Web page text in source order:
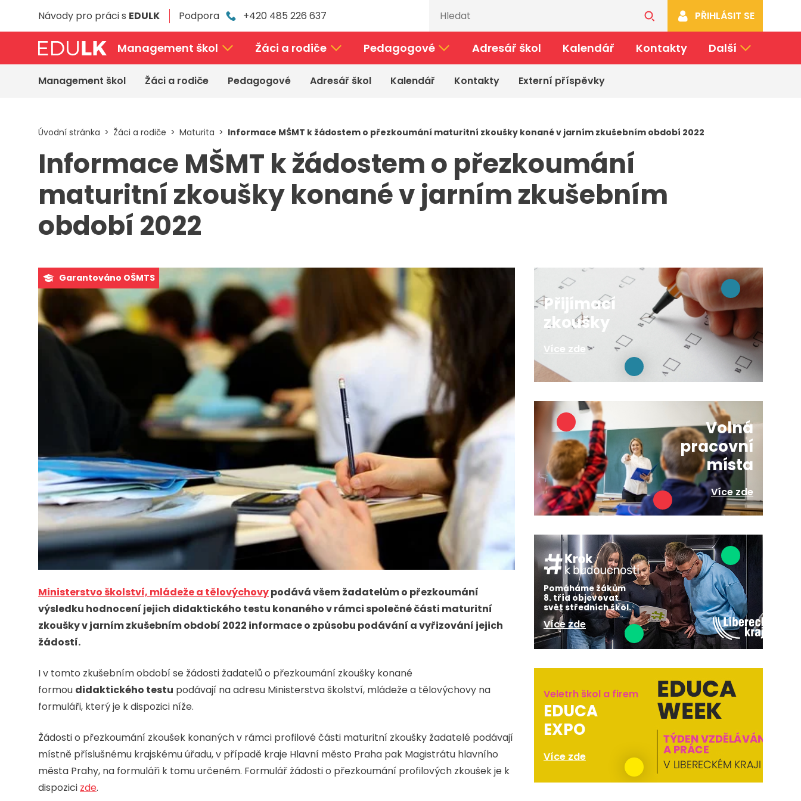
Návody pro práci s EDULK Podpora +420 485 226 637 PŘIHLÁSIT SE
Management škol Žáci a rodiče Pedagogové Adresář škol Kalendář Kontakty Další
Management škol Žáci a rodiče Pedagogové Adresář škol Kalendář Kontakty Externí příspěvky
Úvodní stránka Žáci a rodiče Maturita Informace MŠMT k žádostem o přezkoumání maturitní zkoušky konané v jarním zkušebním období 2022
Informace MŠMT k žádostem o přezkoumání
maturitní zkoušky konané v jarním zkušebním
období 2022
Garantováno OŠMTS
Ministerstvo školství, mládeže a tělovýchovypodává všem žadatelům o přezkoumání
výsledku hodnocení jejich didaktického testu konaného v rámci společné části maturitní
zkoušky v jarním zkušebním období 2022 informace o způsobu podávání a vyřizování jejich
žádostí.
I v tomto zkušebním období se žádosti žadatelů o přezkoumání zkoušky konané
formou didaktického testu podávají na adresu Ministerstva školství, mládeže a tělovýchovy na
formuláři, který je k dispozici níže.
Žádosti o přezkoumání zkoušek konaných v rámci profilové části maturitní zkoušky žadatelé podávají
místně příslušnému krajskému úřadu, v případě kraje Hlavní město Praha pak Magistrátu hlavního
města Prahy, na formuláři k tomu určeném. Formulář žádosti o přezkoumání profilových zkoušek je k
dispozici zde.
Přijímací
zkoušky
Více zde
Volná
pracovní
místa
Více zde
Pomáháme žákům
8. tříd objevovat
svět středních škol.
Více zde
Veletrh škol a firem
EDUCA
EXPO
Více zde